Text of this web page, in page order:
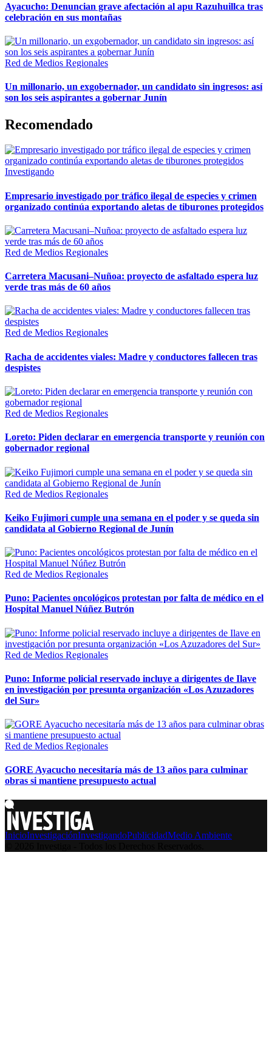
Ayacucho: Denuncian grave afectación al apu Razuhuillca tras
celebración en sus montañas
Red de Medios Regionales
Un millonario, un exgobernador, un candidato sin ingresos: así
son los seis aspirantes a gobernar Junín
Recomendado
Investigando
Empresario investigado por tráfico ilegal de especies y crimen
organizado continúa exportando aletas de tiburones protegidos
Red de Medios Regionales
Carretera Macusani–Nuñoa: proyecto de asfaltado espera luz
verde tras más de 60 años
Red de Medios Regionales
Racha de accidentes viales: Madre y conductores fallecen tras
despistes
Red de Medios Regionales
Loreto: Piden declarar en emergencia transporte y reunión con
gobernador regional
Red de Medios Regionales
Keiko Fujimori cumple una semana en el poder y se queda sin
candidata al Gobierno Regional de Junín
Red de Medios Regionales
Puno: Pacientes oncológicos protestan por falta de médico en el
Hospital Manuel Núñez Butrón
Red de Medios Regionales
Puno: Informe policial reservado incluye a dirigentes de Ilave
en investigación por presunta organización «Los Azuzadores
del Sur»
Red de Medios Regionales
GORE Ayacucho necesitaría más de 13 años para culminar
obras si mantiene presupuesto actual
InicioInvestigaciónInvestigandoPublicidadMedio Ambiente